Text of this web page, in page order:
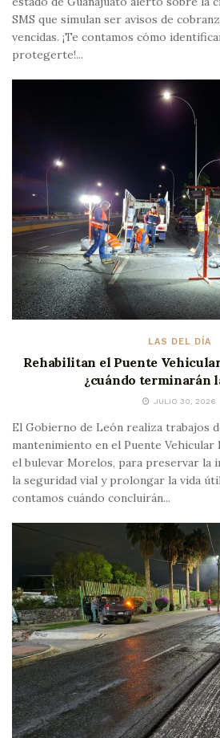
SMS que simulan ser avisos de
vencidas. ¡Te contamos cómo
protegerte!...
LAS DEL DÍA
Rehabilitan el Puente
¿cuándo terminarán
JULIO 30, 2026
El Gobierno de León realiza trabajos
mantenimiento en el Puente Vehicular
el bulevar Morelos, para preservar la
la seguridad vial y prolongar la vida
contamos cuándo concluirán...